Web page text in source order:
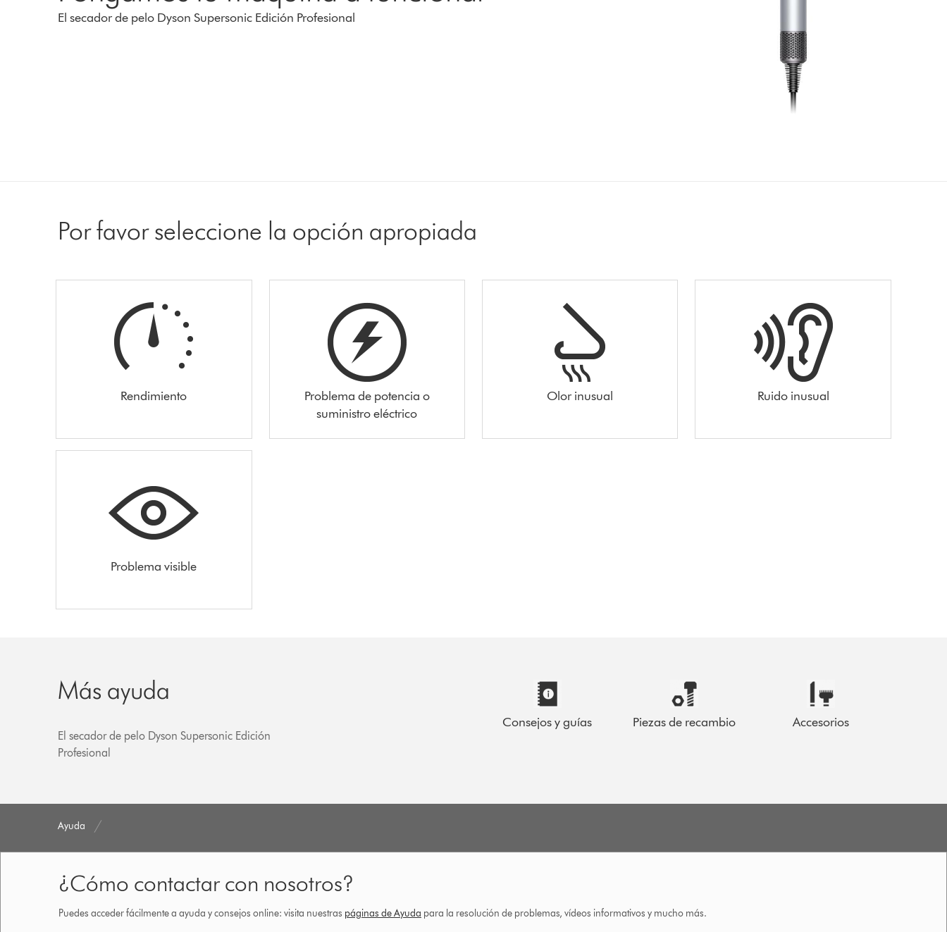
El secador de pelo Dyson Supersonic Edición Profesional
Por favor seleccione la opción apropiada
Rendimiento
Problema de potencia o
suministro eléctrico
Olor inusual Ruido inusual
Problema visible
Más ayuda
El secador de pelo Dyson Supersonic Edición
Profesional
Consejos y guías Piezas de recambio Accesorios
Ayuda
¿Cómo contactar con nosotros?
Puedes acceder fácilmente a ayuda y consejos online: visita nuestras páginas de Ayuda para la resolución de problemas, vídeos informativos y mucho más.